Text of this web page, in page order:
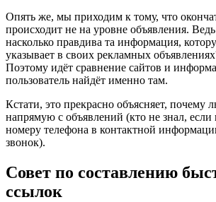
Опять же, мы приходим к тому, что
происходит не на уровне объявления. Ведь
насколько правдива та информация,
указывает в своих рекламных
Поэтому идёт сравнение сайтов и
пользователь найдёт именно там.
Кстати, это прекрасно объясняет, почему
напрямую с объявлений (кто не знал, если
номеру телефона в контактной
звонок).
Совет по составлению
ссылок